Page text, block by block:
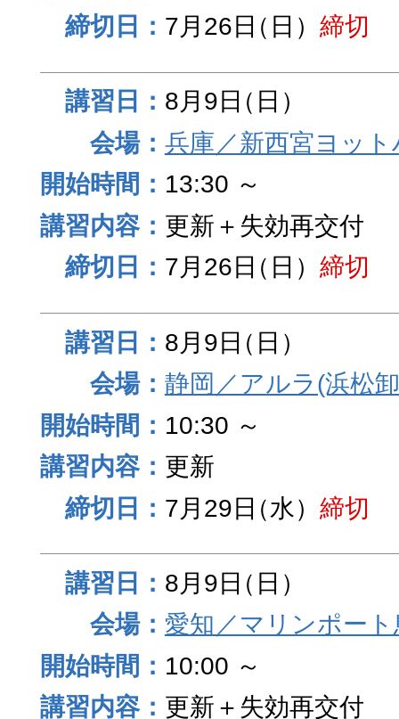
7月26日（日） 締切
8月9日（日）
兵庫／新西宮ヨッ
13:30 ～
更新＋失効再交付
7月26日（日） 締切
8月9日（日）
静岡／アルラ(浜松
10:30 ～
更新
7月29日（水） 締切
8月9日（日）
愛知／マリンポート
10:00 ～
更新＋失効再交付